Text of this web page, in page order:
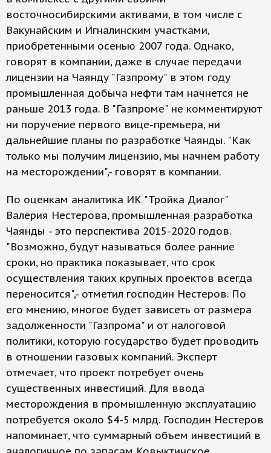
восточносибирскими активами, в том числе с
Вакунайским и Игналинским участками,
приобретенными осенью 2007 года. Однако,
говорят в компании, даже в случае передачи
лицензии на Чаянду "Газпрому" в этом году
промышленная добыча нефти там начнется не
раньше 2013 года. В "Газпроме" не комментируют
ни поручение первого вице-премьера, ни
дальнейшие планы по разработке Чаянды. "Как
только мы получим лицензию, мы начнем работу
на месторождении",- говорят в компании.
По оценкам аналитика ИК "Тройка Диалог"
Валерия Нестерова, промышленная разработка
Чаянды - это перспектива 2015-2020 годов.
"Возможно, будут называться более ранние
сроки, но практика показывает, что срок
осуществления таких крупных проектов всегда
переносится",- отметил господин Нестеров. По
его мнению, многое будет зависеть от размера
задолженности "Газпрома" и от налоговой
политики, которую государство будет проводить
в отношении газовых компаний. Эксперт
отмечает, что проект потребует очень
существенных инвестиций. Для ввода
месторождения в промышленную эксплуатацию
потребуется около $4-5 млрд. Господин Нестеров
напоминает, что суммарный объем инвестиций в